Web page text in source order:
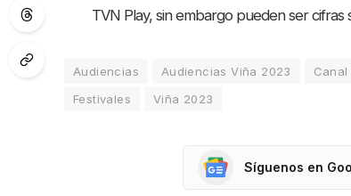
TVN Play, sin embargo pueden ser
Audiencias Audiencias Viña 2023 Canal
Festivales
Viña 2023
Síguenos en